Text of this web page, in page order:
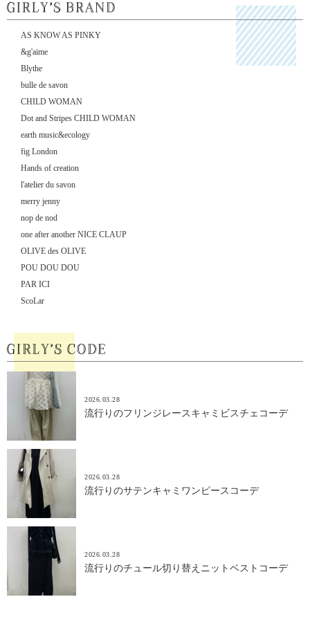
AS KNOW AS PINKY
&g'aime
Blythe
bulle de savon
CHILD WOMAN
Dot and Stripes CHILD WOMAN
earth music&ecology
fig London
Hands of creation
l'atelier du savon
merry jenny
nop de nod
one after another NICE CLAUP
OLIVE des OLIVE
POU DOU DOU
PAR ICI
ScoLar
2026.03.28
流行りのフリンジレースキャミビスチェコーデ
2026.03.28
流行りのサテンキャミワンピースコーデ
2026.03.28
流行りのチュール切り替えニットベストコーデ